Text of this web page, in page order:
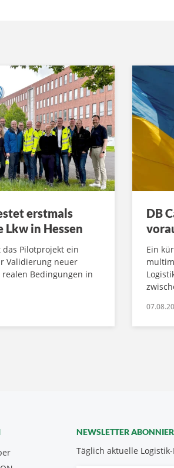
erstmals
in Hessen
Pilotprojekt ein
Validierung neuer
Bedingungen in
DB
Ein
NEWSLETTER
Täglich aktuelle